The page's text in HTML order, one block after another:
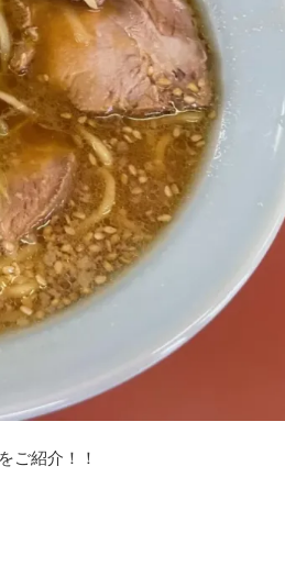
ご紹介！！